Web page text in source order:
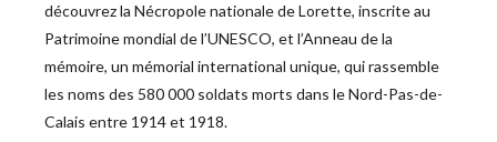
découvrez la Nécropole nationale de Lorette, inscrite au
Patrimoine mondial de l’UNESCO, et l’Anneau de la
mémoire, un mémorial international unique, qui rassemble
les noms des 580 000 soldats morts dans le Nord-Pas-de-
Calais entre 1914 et 1918.